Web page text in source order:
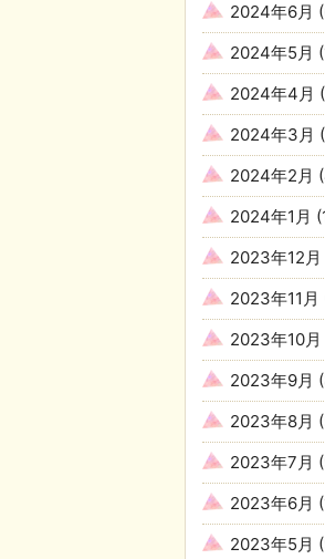
2024年6月
2024年5月
2024年4月
2024年3月
2024年2月
2024年1月
2023年12月
2023年11月
2023年10月
2023年9月
2023年8月
2023年7月
2023年6月
2023年5月